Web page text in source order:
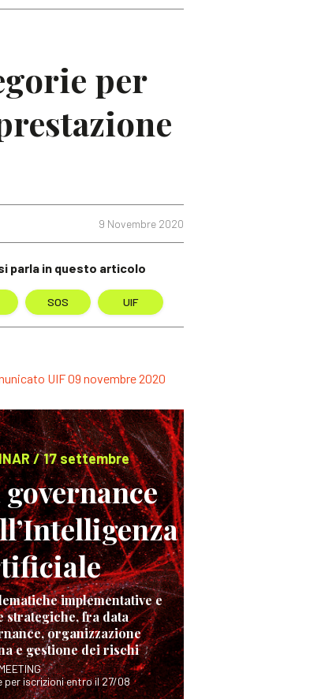
per
9 Novembre 2020
parla in questo articolo
SOS UIF
UIF 09 novembre 2020
/ 17 settembre
governance
implementative e
strategiche, fra data
organizzazione
e gestione dei rischi
per iscrizioni entro il 27/08